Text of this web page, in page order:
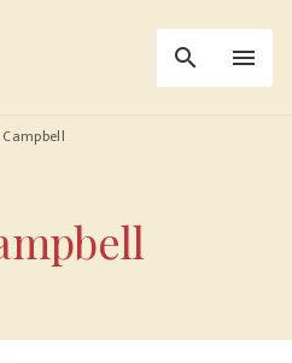
search menu